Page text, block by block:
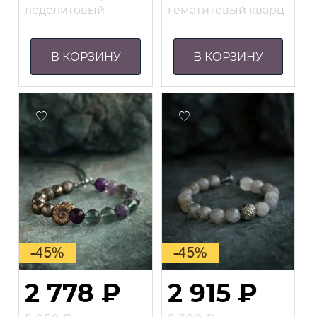
800 ₽.
лодолитовый
В КОРЗИНУ
750 ₽.
гематитовый кварц
В КОРЗИНУ
2 778 ₽ 2 915 ₽